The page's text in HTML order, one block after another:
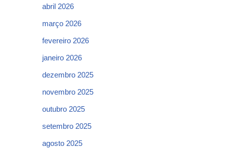
abril 2026
março 2026
fevereiro 2026
janeiro 2026
dezembro 2025
novembro 2025
outubro 2025
setembro 2025
agosto 2025